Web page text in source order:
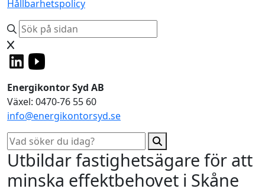
Hållbarhetspolicy
Energikontor Syd AB
Växel: 0470-76 55 60
info@energikontorsyd.se
Utbildar fastighetsägare för att
minska effektbehovet i Skåne